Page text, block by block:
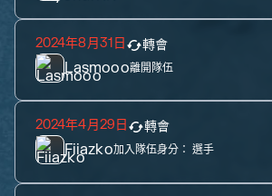
2024年8月31日 轉會
Lasmooo離開隊伍
2024年4月29日 轉會
Fiiazko加入隊伍身分： 選手